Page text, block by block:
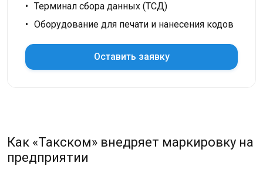
Терминал сбора данных (ТСД)
Оборудование для печати и нанесения кодов
Оставить заявку
Как «Такском» внедряет маркировку на
предприятии